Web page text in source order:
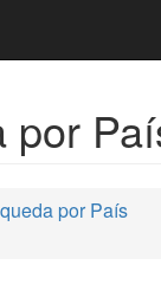
por
por País